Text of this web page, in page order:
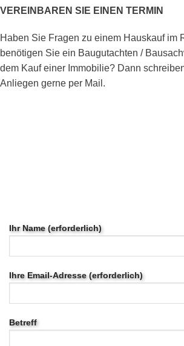
VEREINBAREN SIE EINEN TERMIN
Haben Sie Fragen zu einem Hauskauf im
benötigen Sie ein Baugutachten /
dem Kauf einer Immobilie? Dann
Anliegen gerne per Mail.
Ihr Name (erforderlich)
Ihre Email-Adresse (erforderlich)
Betreff